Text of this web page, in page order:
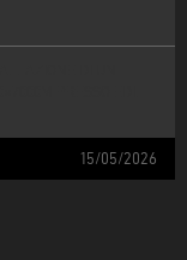
15/05/2026